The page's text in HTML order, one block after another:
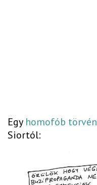
Egy homofób
Siortól: